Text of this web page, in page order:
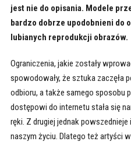
jest nie do opisania. Modele
bardzo dobrze upodobnieni do
lubianych reprodukcji obrazów.
Ograniczenia, jakie zostały
spowodowały, że sztuka zaczęła
odbioru, a także samego sposobu
dostępowi do internetu stała się
ręki. Z drugiej jednak
naszym życiu. Dlatego też artyści